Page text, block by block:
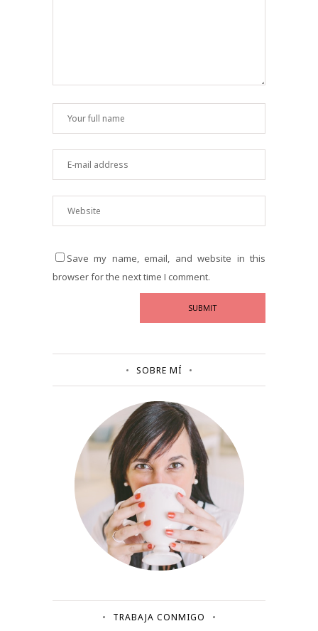
Save my name, email, and website in this
browser for the next time I comment.
SOBRE MÍ
TRABAJA CONMIGO